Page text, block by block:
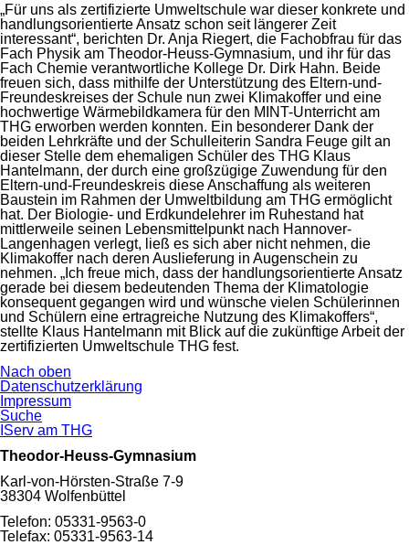
„Für uns als zertifizierte Umweltschule war dieser konkrete und
handlungsorientierte Ansatz schon seit längerer Zeit
interessant“, berichten Dr. Anja Riegert, die Fachobfrau für das
Fach Physik am Theodor-Heuss-Gymnasium, und ihr für das
Fach Chemie verantwortliche Kollege Dr. Dirk Hahn. Beide
freuen sich, dass mithilfe der Unterstützung des Eltern-und-
Freundeskreises der Schule nun zwei Klimakoffer und eine
hochwertige Wärmebildkamera für den MINT-Unterricht am
THG erworben werden konnten. Ein besonderer Dank der
beiden Lehrkräfte und der Schulleiterin Sandra Feuge gilt an
dieser Stelle dem ehemaligen Schüler des THG Klaus
Hantelmann, der durch eine großzügige Zuwendung für den
Eltern-und-Freundeskreis diese Anschaffung als weiteren
Baustein im Rahmen der Umweltbildung am THG ermöglicht
hat. Der Biologie- und Erdkundelehrer im Ruhestand hat
mittlerweile seinen Lebensmittelpunkt nach Hannover-
Langenhagen verlegt, ließ es sich aber nicht nehmen, die
Klimakoffer nach deren Auslieferung in Augenschein zu
nehmen. „Ich freue mich, dass der handlungsorientierte Ansatz
gerade bei diesem bedeutenden Thema der Klimatologie
konsequent gegangen wird und wünsche vielen Schülerinnen
und Schülern eine ertragreiche Nutzung des Klimakoffers“,
stellte Klaus Hantelmann mit Blick auf die zukünftige Arbeit der
zertifizierten Umweltschule THG fest.
Nach oben
Navigation
überspringen
Datenschutzerklärung
Impressum
Suche
IServ am THG
Theodor-Heuss-Gymnasium
Karl-von-Hörsten-Straße 7-9
38304 Wolfenbüttel
Telefon: 05331-9563-0
Telefax: 05331-9563-14